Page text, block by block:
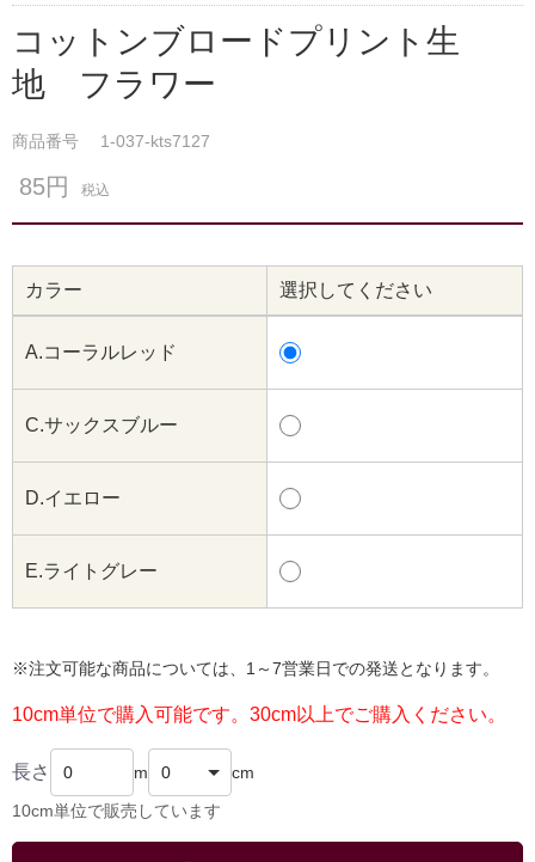
コットンブロードプリント生
地 フラワー
商品番号 1-037-kts7127
85円 税込
カラー 選択してください
A.コーラルレッド
C.サックスブルー
D.イエロー
E.ライトグレー
※注文可能な商品については、1～7営業日での発送となります。
10cm単位で購入可能です。30cm以上でご購入ください。
長さ m cm
10cm単位で販売しています